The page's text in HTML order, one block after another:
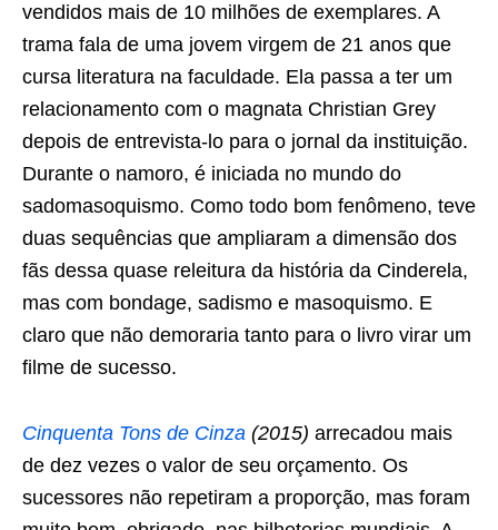
vendidos mais de 10 milhões de exemplares. A
trama fala de uma jovem virgem de 21 anos que
cursa literatura na faculdade. Ela passa a ter um
relacionamento com o magnata Christian Grey
depois de entrevista-lo para o jornal da instituição.
Durante o namoro, é iniciada no mundo do
sadomasoquismo. Como todo bom fenômeno, teve
duas sequências que ampliaram a dimensão dos
fãs dessa quase releitura da história da Cinderela,
mas com bondage, sadismo e masoquismo. E
claro que não demoraria tanto para o livro virar um
filme de sucesso.
Cinquenta Tons de Cinza (2015) arrecadou mais
de dez vezes o valor de seu orçamento. Os
sucessores não repetiram a proporção, mas foram